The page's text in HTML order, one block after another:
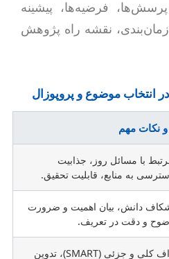
فرضیه‌ها، پیشینه
نقشه راه پژوهش
نکات مهم
با مسائل روز، جذابیت
به منابع، قابلیت تحقیق.
دانش، بیان اهمیت و ضرورت
و دقت در تعریف.
تعریف اهداف کلی و جزئی (SMART)، تدوین